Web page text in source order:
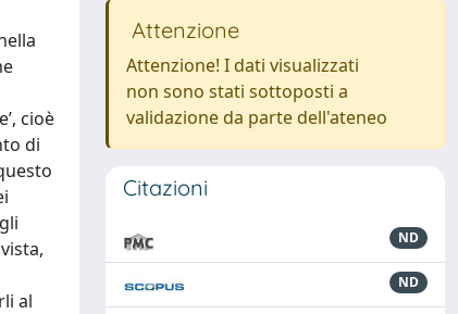
cioè
di
al
Attenzione
Attenzione! I dati visualizzati
non sono stati sottoposti a
validazione da parte dell'ateneo
Citazioni
ND
ND